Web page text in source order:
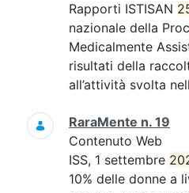
Rapporti ISTISAN
nazionale della
Medicalmente
risultati della
all’attività svolta
RaraMente n. 19
Contenuto Web
ISS, 1 settembre
10% delle donne a